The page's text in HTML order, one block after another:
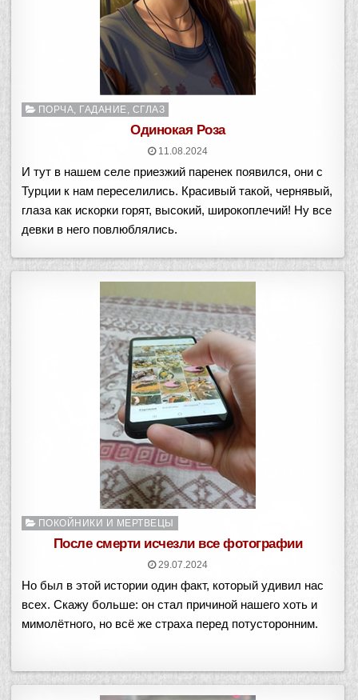
Опубликовано
ПОРЧА, ГАДАНИЕ, СГЛАЗ
Одинокая Роза
11.08.2024
И тут в нашем селе приезжий паренек появился, они с
Турции к нам переселились. Красивый такой, чернявый,
глаза как искорки горят, высокий, широкоплечий! Ну все
девки в него повлюблялись.
Опубликовано
ПОКОЙНИКИ И МЕРТВЕЦЫ
После смерти исчезли все фотографии
29.07.2024
Но был в этой истории один факт, который удивил нас
всех. Скажу больше: он стал причиной нашего хоть и
мимолётного, но всё же страха перед потусторонним.